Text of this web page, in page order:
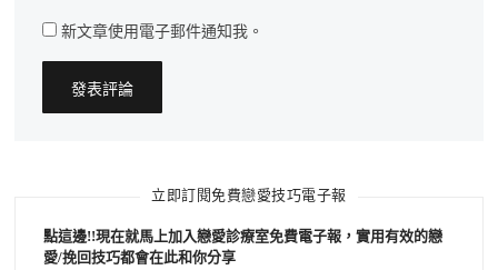
新文章使用電子郵件通知我。
立即訂閱免費戀愛技巧電子報
點這邊!!現在就馬上加入戀愛診療室免費電子報，實用有效的戀
愛/挽回技巧都會在此和你分享